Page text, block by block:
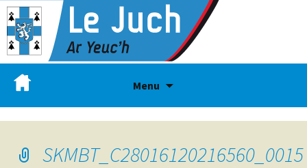
Menu
SKMBT_C28016120216560_0015